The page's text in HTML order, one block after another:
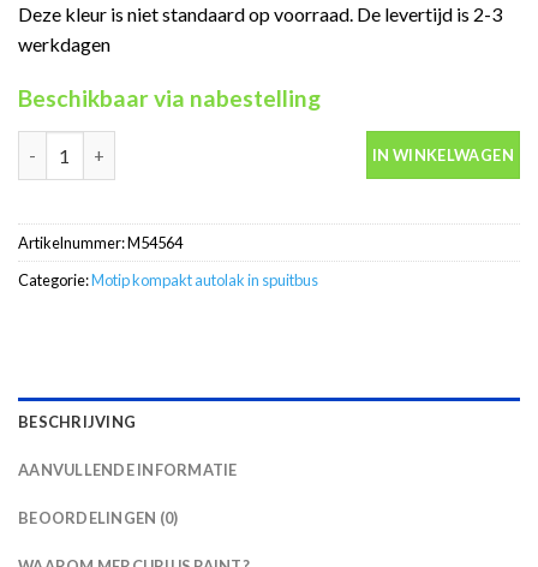
Deze kleur is niet standaard op voorraad. De levertijd is 2-3
werkdagen
Beschikbaar via nabestelling
Motip Kompakt 54564 blauw metallic autolak in spuitbus 400ml
IN WINKELWAGEN
Artikelnummer:M54564
Categorie:Motip kompakt autolak in spuitbus
BESCHRIJVING
AANVULLENDE INFORMATIE
BEOORDELINGEN (0)